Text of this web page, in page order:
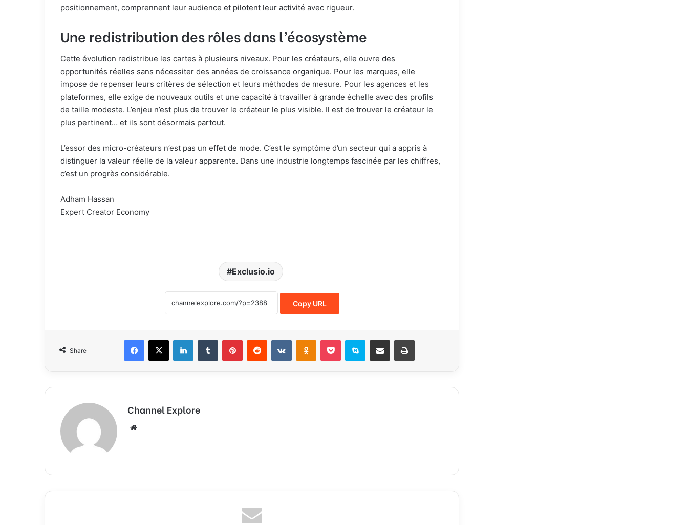
positionnement, comprennent leur audience et pilotent leur activité avec rigueur.
Une redistribution des rôles dans l’écosystème
Cette évolution redistribue les cartes à plusieurs niveaux. Pour les créateurs, elle ouvre des
opportunités réelles sans nécessiter des années de croissance organique. Pour les marques, elle
impose de repenser leurs critères de sélection et leurs méthodes de mesure. Pour les agences et les
plateformes, elle exige de nouveaux outils et une capacité à travailler à grande échelle avec des profils
de taille modeste. L’enjeu n’est plus de trouver le créateur le plus visible. Il est de trouver le créateur le
plus pertinent… et ils sont désormais partout.
L’essor des micro-créateurs n’est pas un effet de mode. C’est le symptôme d’un secteur qui a appris à
distinguer la valeur réelle de la valeur apparente. Dans une industrie longtemps fascinée par les chiffres,
c’est un progrès considérable.
Adham Hassan
Expert Creator Economy
Exclusio.io
Copy URL
Share
Channel Explore